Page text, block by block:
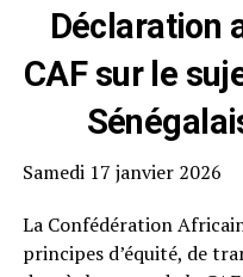
Déclaration
CAF sur le
Samedi 17 janvier 2026
La Confédération
principes d’équité, de